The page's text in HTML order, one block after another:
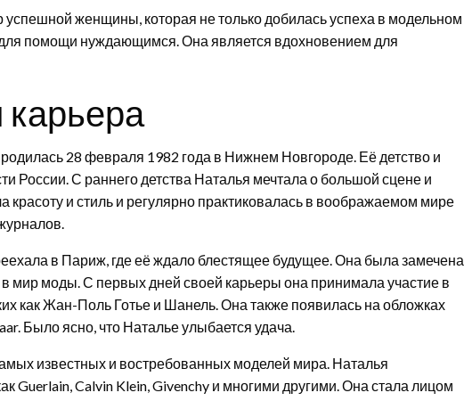
женщины, которая не только добилась успеха в модельном
помощи нуждающимся. Она является вдохновением для
карьера
28 февраля 1982 года в Нижнем Новгороде. Её детство и
России. С раннего детства Наталья мечтала о большой сцене и
красоту и стиль и регулярно практиковалась в воображаемом мире
в Париж, где её ждало блестящее будущее. Она была замечена
мир моды. С первых дней своей карьеры она принимала участие в
как Жан-Поль Готье и Шанель. Она также появилась на обложках
Было ясно, что Наталье улыбается удача.
известных и востребованных моделей мира. Наталья
Guerlain, Calvin Klein, Givenchy и многими другими. Она стала лицом